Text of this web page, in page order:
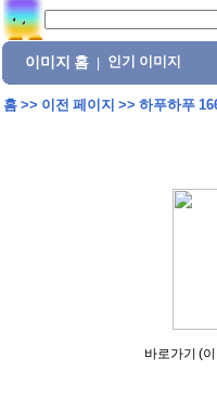
이미지 홈 인기 이미지
홈>> 이전 페이지 >> 하푸하푸
바로가기 (